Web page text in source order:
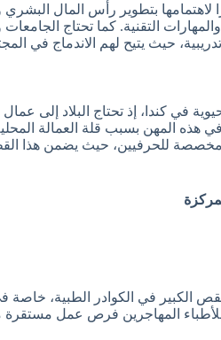
لاهتمامها بتطوير رأس المال
والمهارات التقنية. كما تحتاج
تدريبية، حيث يتيح لهم الاندماج
في كندا، إذ تحتاج البلاد إلى
في هذه المهن بسبب قلة العمالة
مخصصة للحرفيين، حيث يضمن هذا
الكبير في الكوادر الطبية،
المهاجرين فرص عمل